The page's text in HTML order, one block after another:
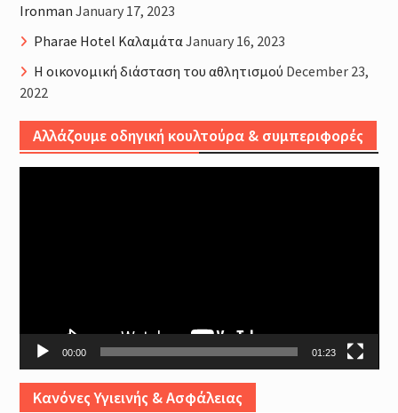
Ironman January 17, 2023
Pharae Hotel ΚαλαμάταJanuary 16, 2023
Η οικονομική διάσταση του αθλητισμού December 23,
2022
Αλλάζουμε οδηγική κουλτούρα & συμπεριφορές
00:00 01:23
Κανόνες Υγιεινής & Ασφάλειας